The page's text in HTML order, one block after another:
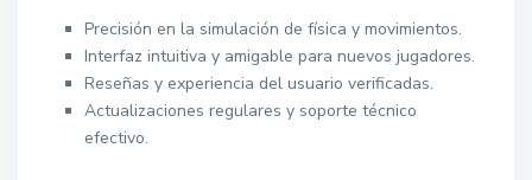
Precisión en la simulación de física y movimientos.
Interfaz intuitiva y amigable para nuevos jugadores.
Reseñas y experiencia del usuario verificadas.
Actualizaciones regulares y soporte técnico
efectivo.